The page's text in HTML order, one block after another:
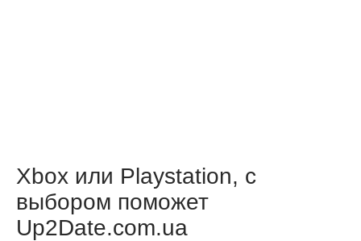
Xbox или Playstation, с
выбором поможет
Up2Date.com.ua